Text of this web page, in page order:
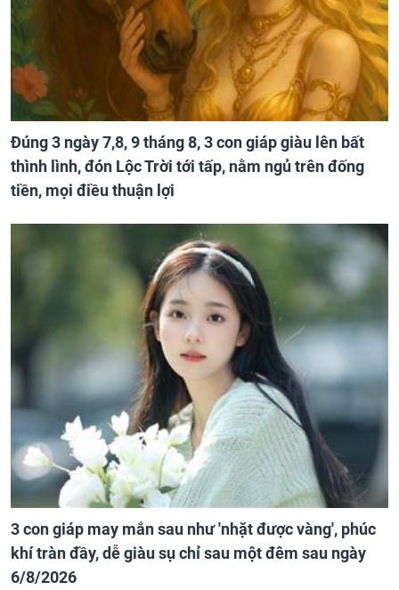
Đúng 3 ngày 7,8, 9 tháng 8, 3 con giáp giàu lên bất
thình lình, đón Lộc Trời tới tấp, nằm ngủ trên đống
tiền, mọi điều thuận lợi
3 con giáp may mắn sau như 'nhặt được vàng', phúc
khí tràn đầy, dễ giàu sụ chỉ sau một đêm sau ngày
6/8/2026